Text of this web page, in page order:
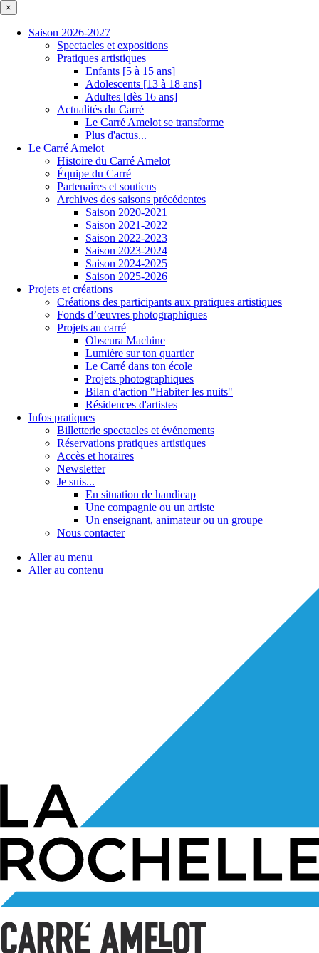
×
Saison 2026-2027
Spectacles et expositions
Pratiques artistiques
Enfants [5 à 15 ans]
Adolescents [13 à 18 ans]
Adultes [dès 16 ans]
Actualités du Carré
Le Carré Amelot se transforme
Plus d'actus...
Le Carré Amelot
Histoire du Carré Amelot
Équipe du Carré
Partenaires et soutiens
Archives des saisons précédentes
Saison 2020-2021
Saison 2021-2022
Saison 2022-2023
Saison 2023-2024
Saison 2024-2025
Saison 2025-2026
Projets et créations
Créations des participants aux pratiques artistiques
Fonds d’œuvres photographiques
Projets au carré
Obscura Machine
Lumière sur ton quartier
Le Carré dans ton école
Projets photographiques
Bilan d'action "Habiter les nuits"
Résidences d'artistes
Infos pratiques
Billetterie spectacles et événements
Réservations pratiques artistiques
Accès et horaires
Newsletter
Je suis...
En situation de handicap
Une compagnie ou un artiste
Un enseignant, animateur ou un groupe
Nous contacter
Aller au menu
Aller au contenu